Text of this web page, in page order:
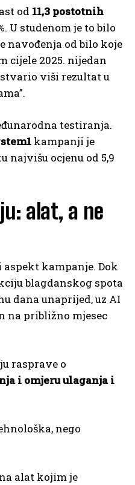
od 11,3 postotnih
U studenom je to bilo
navođenja od bilo koje
cijele 2025. nijedan
viši rezultat u
testiranja.
kampanji je
ocjenu od 5,9
alat, a ne
kampanje. Dok
blagdanskog spota
dana unaprijed, uz AI
na približno mjesec
rasprave o
i omjeru ulaganja i
nego
alat kojim je